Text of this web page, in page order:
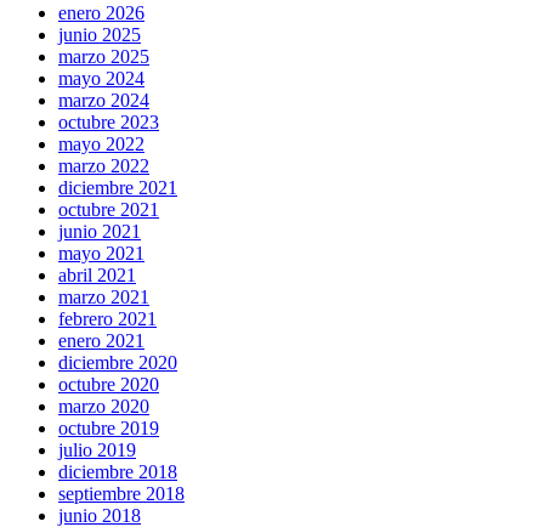
enero 2026
junio 2025
marzo 2025
mayo 2024
marzo 2024
octubre 2023
mayo 2022
marzo 2022
diciembre 2021
octubre 2021
junio 2021
mayo 2021
abril 2021
marzo 2021
febrero 2021
enero 2021
diciembre 2020
octubre 2020
marzo 2020
octubre 2019
julio 2019
diciembre 2018
septiembre 2018
junio 2018